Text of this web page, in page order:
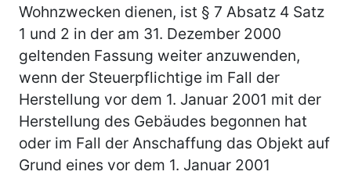
Wohnzwecken dienen, ist § 7 Absatz 4 Satz
1 und 2 in der am 31. Dezember 2000
geltenden Fassung weiter anzuwenden,
wenn der Steuerpflichtige im Fall der
Herstellung vor dem 1. Januar 2001 mit der
Herstellung des Gebäudes begonnen hat
oder im Fall der Anschaffung das Objekt auf
Grund eines vor dem 1. Januar 2001